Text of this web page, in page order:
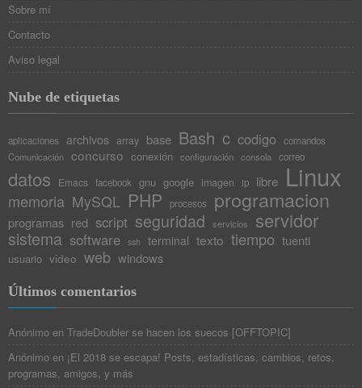
Sobre mí
Contacto
Aviso legal
Nube de etiquetas
aplicaciones archivos array base Bash c codigo
comandos
Comunicación concurso conexión configuración consola correo
datos Emacs facebook gnu google imagen ip libre Linux
memoria MySQL PHP procesos programacion
programas red script seguridad servicios servidor
sistema software ssh terminal texto tiempo tuenti
usuario video web windows
Últimos comentarios
Anónimo en TradeDoubler se hacen los suecos [OFFTOPIC]
Anónimo en ¡El 2018 se escapa! Posts, estadísticas, cambios, retos,
programas, amigos, y más